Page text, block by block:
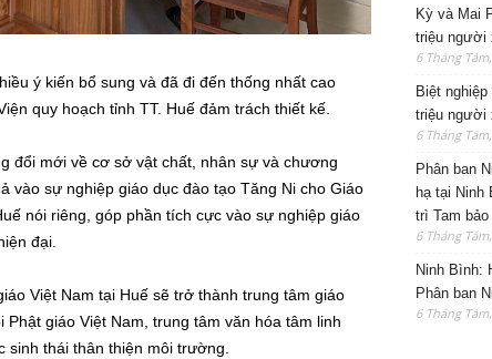
ý kiến bổ sung và đã đi đến thống nhất cao
quy hoạch tỉnh TT. Huế đảm trách thiết kế.
đổi mới về cơ sở vật chất, nhân sự và chương
vào sự nghiệp giáo dục đào tạo Tăng Ni cho Giáo
nói riêng, góp phần tích cực vào sự nghiệp giáo
đại.
Việt Nam tại Huế sẽ trở thành trung tâm giáo
giáo Việt Nam, trung tâm văn hóa tâm linh
sinh thái thân thiện môi trường.
Kỳ và Mai
triệu người
6 Tháng
Biệt
triệu người
6 Tháng
Phân ban
hạ tại Ninh
trì Tam bảo
6 Tháng
Ninh Bình:
Phân ban
6 Tháng